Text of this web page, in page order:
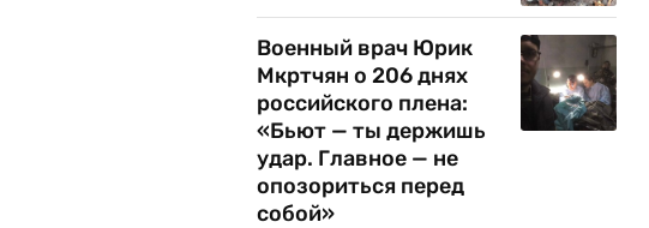
Военный врач Юрик
Мкртчян о 206 днях
российского плена:
«Бьют — ты держишь
удар. Главное — не
опозориться перед
собой»